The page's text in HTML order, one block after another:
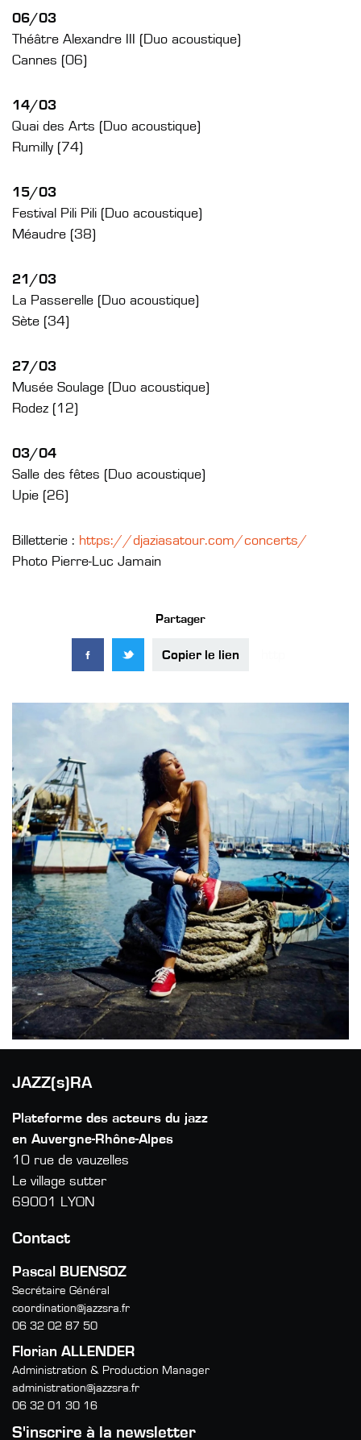
06/03
Théâtre Alexandre III (Duo acoustique)
Cannes (06)
14/03
Quai des Arts (Duo acoustique)
Rumilly (74)
15/03
Festival Pili Pili (Duo acoustique)
Méaudre (38)
21/03
La Passerelle (Duo acoustique)
Sète (34)
27/03
Musée Soulage (Duo acoustique)
Rodez (12)
03/04
Salle des fêtes (Duo acoustique)
Upie (26)
Billetterie : https://djaziasatour.com/concerts/
Photo Pierre-Luc Jamain
Partager
Copier le lien
JAZZ(s)RA
Plateforme des acteurs du jazz
en Auvergne-Rhône-Alpes
10 rue de vauzelles
Le village sutter
69001 LYON
Contact
Pascal BUENSOZ
Secrétaire Général
coordination@jazzsra.fr
06 32 02 87 50
Florian ALLENDER
Administration & Production Manager
administration@jazzsra.fr
06 32 01 30 16
S'inscrire à la newsletter